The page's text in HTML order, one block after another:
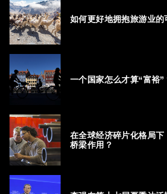
如何更好地拥抱旅游业的
一个国家怎么才算“富裕”
在全球经济碎片化格局
桥梁作用？